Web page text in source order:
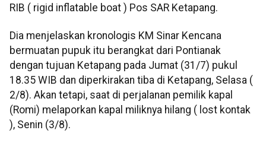
RIB ( rigid inflatable boat ) Pos SAR Ketapang.
Dia menjelaskan kronologis KM Sinar Kencana
bermuatan pupuk itu berangkat dari Pontianak
dengan tujuan Ketapang pada Jumat (31/7) pukul
18.35 WIB dan diperkirakan tiba di Ketapang, Selasa (
2/8). Akan tetapi, saat di perjalanan pemilik kapal
(Romi) melaporkan kapal miliknya hilang ( lost kontak
), Senin (3/8).